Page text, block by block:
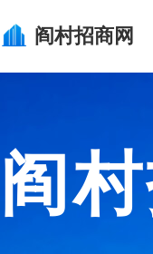
阎村招商网
阎